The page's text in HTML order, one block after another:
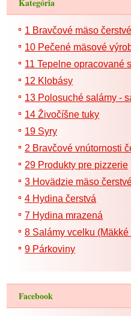
Kategória
1 Bravčové mäso čerstvé
10 Pečené mäsové
11 Tepelne opracované
12 Klobásy
13 Polosuché salámy -
14 Živočíšne tuky
19 Syry
2 Bravčové vnútornosti
29 Produkty pre pizzerie
3 Hovädzie mäso
4 Hydina čerstvá
7 Hydina mrazená
8 Salámy vcelku
9 Párkoviny
Facebook